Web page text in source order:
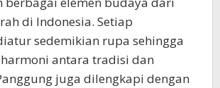
di Indonesia. Setiap
sedemikian rupa sehingga
antara tradisi dan
juga dilengkapi dengan